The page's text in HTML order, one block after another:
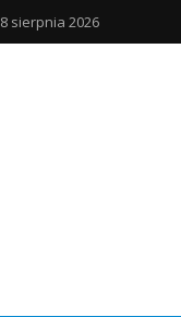
8 sierpnia 2026